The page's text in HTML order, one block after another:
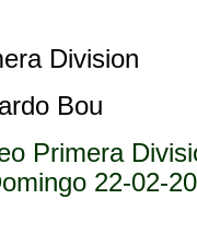
Division
Bou
Primera
22-02-